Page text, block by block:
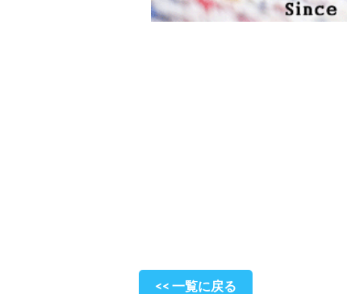
<< 一覧に戻る